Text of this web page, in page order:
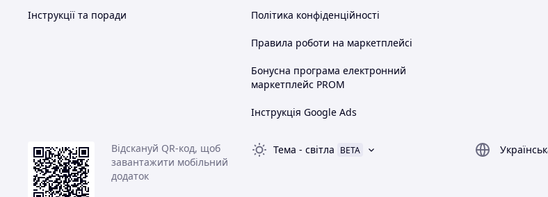
Інструкції та поради Політика конфіденційності
Правила роботи на маркетплейсі
Бонусна програма електронний
маркетплейс PROM
Інструкція Google Ads
Відскануй QR-код, щоб
завантажити мобільний
додаток
Тема - світла BETA